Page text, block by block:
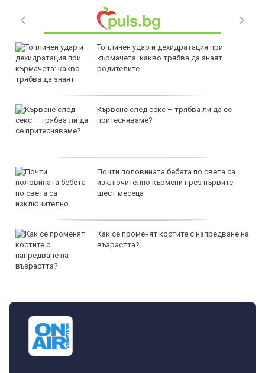
Топлинен удар и дехидратация при
кърмачета: какво трябва да знаят
родителите
Кървене след секс – трябва ли да се
притесняваме?
Почти половината бебета по света са
изключително кърмени през първите
шест месеца
Как се променят костите с напредване на
възрастта?